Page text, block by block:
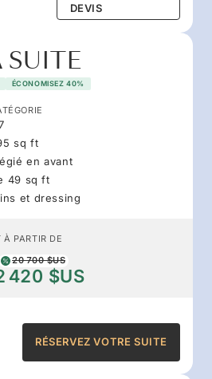
DEVIS
SUITE
ÉCONOMISEZ 40%
sq ft
en avant
49 sq ft
et dressing
PARTIR DE
20 700 $US
420 $US
RÉSERVEZ VOTRE SUITE